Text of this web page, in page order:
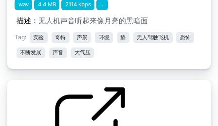
wav 4.4 MB 2114 kbps ...
描述： 无人机声音听起来像月亮的黑暗面
Tag: 实验 奇特 声景 环境 垫 无人驾驶飞机 恐怖
不断发展 声音 大气压